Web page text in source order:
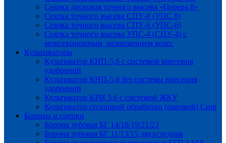
Сеялка дисковая точного высева «Церера 8»
Сеялка точного высева СПУ-8 (УПС 8)
Сеялка точного высева СПУ-6 (УПС-6)
Сеялка точного высева УПС-4 (СПУ-4) с
межсекционным размещением колес
Культиваторы
Культиватор КНП-5,6 с системой внесения
удобрений
Культиватор КНП-5,6 без системы внесения
удобрений
Культиватор КРН 5.6 с системой ЖКУ
Культиватор сплошной обработки (паровой) Crop
Бороны и сцепки
Борона зубовая БГ 14/18/19/21/23
Борона зубовая БГ 11/13/15 двухследная